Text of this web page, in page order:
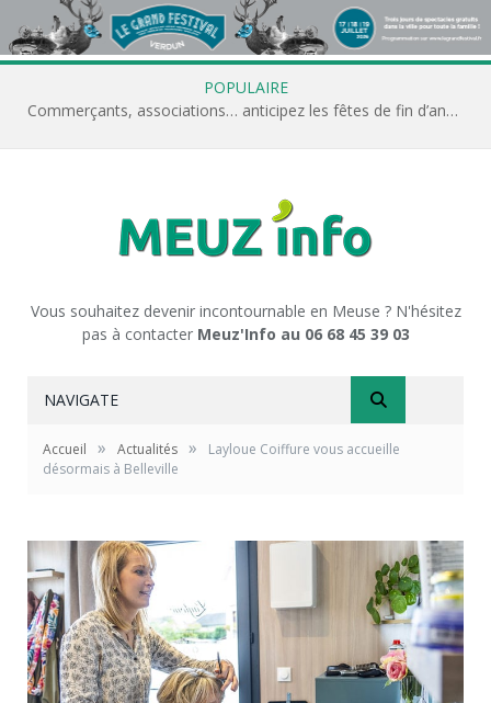
POPULAIRE
Commerçants, associations… anticipez les fêtes de fin d’année avec Meuz’Info
Vous souhaitez devenir incontournable en Meuse ? N'hésitez
pas à contacter Meuz'Info au 06 68 45 39 03
NAVIGATE
Accueil » Actualités »
Layloue Coiffure vous accueille
désormais à Belleville